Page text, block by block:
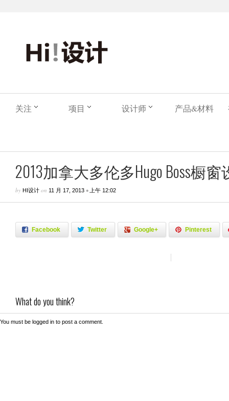
关注 项目 设计师 产品&材料
2013加拿大多伦多Hugo Boss橱
by HI设计 on 11 月 17, 2013 • 上午 12:02
Facebook Twitter Google+ Pinterest
What do you think?
You must be logged in to post a comment.